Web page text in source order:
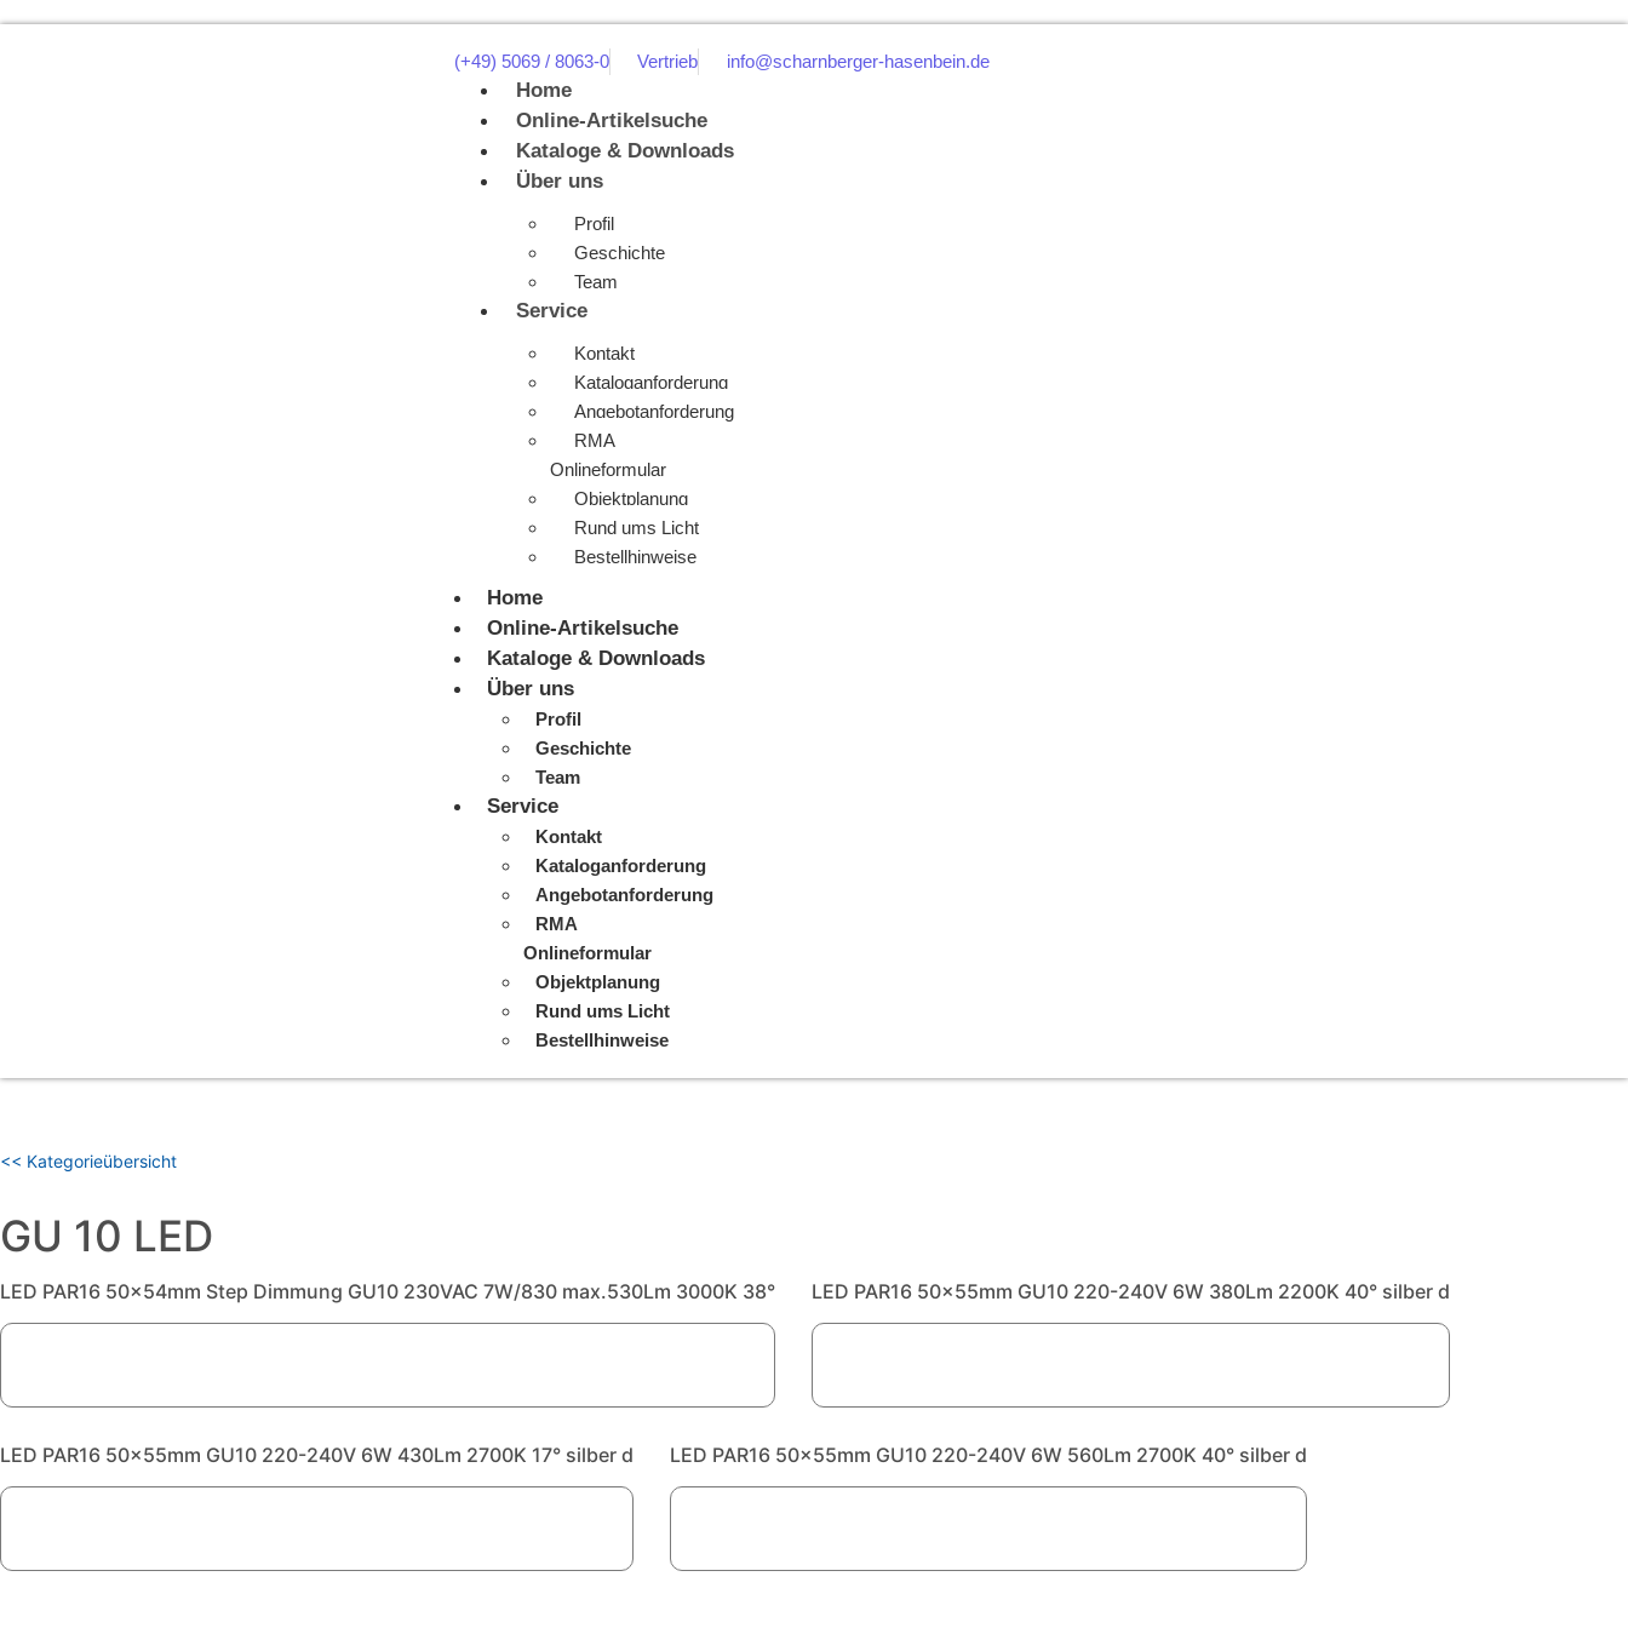
(+49) 5069 / 8063-0 Vertrieb info@scharnberger-hasenbein.de
Home
Online-Artikelsuche
Kataloge & Downloads
Über uns
Profil
Geschichte
Team
Service
Kontakt
Kataloganforderung
Angebotanforderung
RMA
Onlineformular
Objektplanung
Rund ums Licht
Bestellhinweise
Home
Online-Artikelsuche
Kataloge & Downloads
Über uns
Profil
Geschichte
Team
Service
Kontakt
Kataloganforderung
Angebotanforderung
RMA
Onlineformular
Objektplanung
Rund ums Licht
Bestellhinweise
<< Kategorieübersicht
GU 10 LED
LED PAR16 50x54mm Step Dimmung GU10 230VAC 7W/830 max.530Lm 3000K 38° LED PAR16 50x55mm GU10 220-240V 6W 380Lm 2200K 40° silber d
LED PAR16 50x55mm GU10 220-240V 6W 430Lm 2700K 17° silber d LED PAR16 50x55mm GU10 220-240V 6W 560Lm 2700K 40° silber d